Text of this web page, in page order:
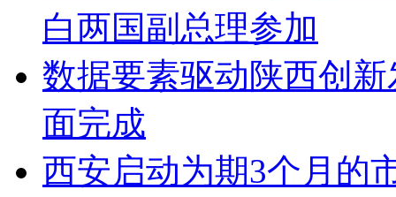
白两国副总理参加
数据要素驱动陕西创
面完成
西安启动为期3个月的